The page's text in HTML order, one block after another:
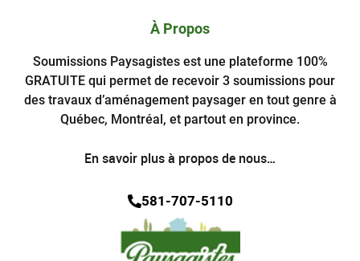
À Propos
Soumissions Paysagistes est une plateforme 100%
GRATUITE qui permet de recevoir 3 soumissions pour
des travaux d’aménagement paysager en tout genre à
Québec, Montréal, et partout en province.
En savoir plus à propos de nous…
581-707-5110